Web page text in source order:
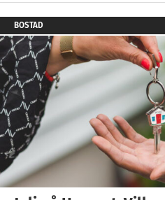
BOSTAD